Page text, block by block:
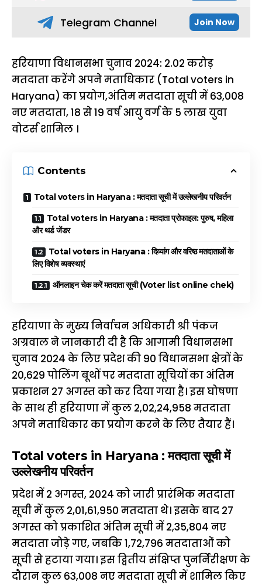
Telegram Channel Join Now
हरियाणा विधानसभा चुनाव 2024: 2.02 करोड़
मतदाता करेंगे अपने मताधिकार (Total voters in
Haryana) का प्रयोग,अंतिम मतदाता सूची में 63,008
नए मतदाता, 18 से 19 वर्ष आयु वर्ग के 5 लाख युवा
वोटर्स शामिल ।
Contents
Total voters in Haryana : मतदाता सूची में उल्लेखनीय परिवर्तन
Total voters in Haryana : मतदाता प्रोफाइल: पुरुष, महिला
और थर्ड जेंडर
Total voters in Haryana : दिव्यांग और वरिष्ठ मतदाताओं के
लिए विशेष व्यवस्थाएं
ऑनलाइन चेक करें मतदाता सूची (Voter list online chek)
हरियाणा के मुख्य निर्वाचन अधिकारी श्री पंकज
अग्रवाल ने जानकारी दी है कि आगामी विधानसभा
चुनाव 2024 के लिए प्रदेश की 90 विधानसभा क्षेत्रों के
20,629 पोलिंग बूथों पर मतदाता सूचियों का अंतिम
प्रकाशन 27 अगस्त को कर दिया गया है। इस घोषणा
के साथ ही हरियाणा में कुल 2,02,24,958 मतदाता
अपने मताधिकार का प्रयोग करने के लिए तैयार हैं।
Total voters in Haryana : मतदाता सूची में
उल्लेखनीय परिवर्तन
प्रदेश में 2 अगस्त, 2024 को जारी प्रारंभिक मतदाता
सूची में कुल 2,01,61,950 मतदाता थे। इसके बाद 27
अगस्त को प्रकाशित अंतिम सूची में 2,35,804 नए
मतदाता जोड़े गए, जबकि 1,72,796 मतदाताओं को
सूची से हटाया गया। इस द्वितीय संक्षिप्त पुनर्निरीक्षण के
दौरान कुल 63,008 नए मतदाता सूची में शामिल किए